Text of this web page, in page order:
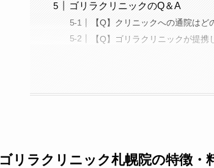
ゴリラクリニックのQ＆A
【Q】クリニックへの通院は
【Q】ゴリラクリニックが提
ゴリラクリニック札幌院の特徴・